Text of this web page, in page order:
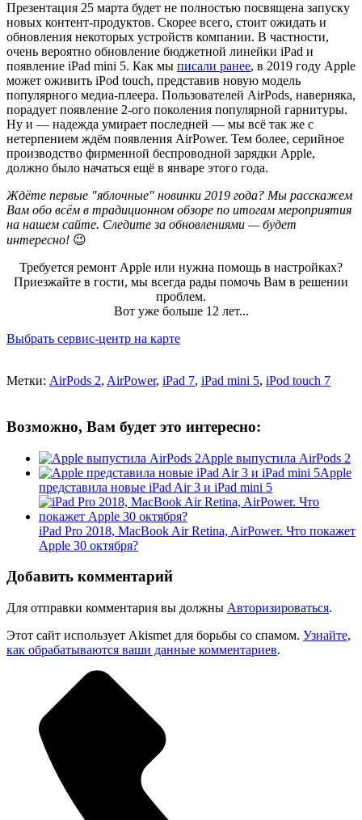
Презентация 25 марта будет не полностью посвящена запуску
новых контент-продуктов. Скорее всего, стоит ожидать и
обновления некоторых устройств компании. В частности,
очень вероятно обновление бюджетной линейки iPad и
появление iPad mini 5. Как мы писали ранее, в 2019 году Apple
может оживить iPod touch, представив новую модель
популярного медиа-плеера. Пользователей AirPods, наверняка,
порадует появление 2-ого поколения популярной гарнитуры.
Ну и — надежда умирает последней — мы всё так же с
нетерпением ждём появления AirPower. Тем более, серийное
производство фирменной беспроводной зарядки Apple,
должно было начаться ещё в январе этого года.
Ждёте первые "яблочные" новинки 2019 года? Мы расскажем
Вам обо всём в традиционном обзоре по итогам мероприятия
на нашем сайте. Следите за обновлениями — будет
интересно! 😉
Требуется ремонт Apple или нужна помощь в настройках?
Приезжайте в гости, мы всегда рады помочь Вам в решении
проблем.
Вот уже больше 12 лет...
Выбрать сервис-центр на карте
Метки: AirPods 2, AirPower, iPad 7, iPad mini 5, iPod touch 7
Возможно, Вам будет это интересно:
Apple выпустила AirPods 2
Apple
представила новые iPad Air 3 и iPad mini 5
iPad Pro 2018, MacBook Air Retina, AirPower. Что покажет
Apple 30 октября?
Добавить комментарий
Для отправки комментария вы должны Авторизироваться.
Этот сайт использует Akismet для борьбы со спамом. Узнайте,
как обрабатываются ваши данные комментариев.